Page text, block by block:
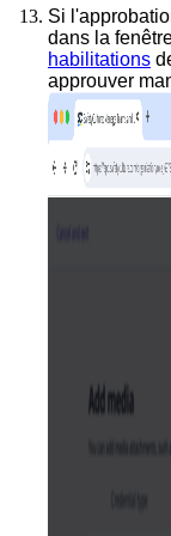
Si
dans la
habilitations
approuver